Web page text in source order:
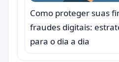
Como proteger suas
fraudes digitais:
para o dia a dia